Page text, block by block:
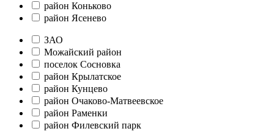
район Коньково
район Ясенево
ЗАО
Можайский район
поселок Сосновка
район Крылатское
район Кунцево
район Очаково-Матвеевское
район Раменки
район Филевский парк